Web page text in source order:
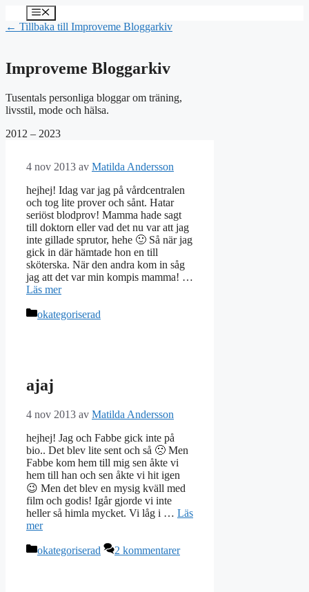
Hoppa
innehåll
Meny
← Tillbaka till Improveme Bloggarkiv
Improveme Bloggarkiv
Tusentals personliga bloggar om träning,
livsstil, mode och hälsa.
2012 – 2023
4 nov 2013 av Matilda Andersson
hejhej! Idag var jag på vårdcentralen
och tog lite prover och sånt. Hatar
seriöst blodprov! Mamma hade sagt
till doktorn eller vad det nu var att jag
inte gillade sprutor, hehe 🙂 Så när jag
gick in där hämtade hon en till
sköterska. När den andra kom in såg
jag att det var min kompis mamma! …
Läs mer
Kategorier
okategoriserad
ajaj
4 nov 2013 av Matilda Andersson
hejhej! Jag och Fabbe gick inte på
bio.. Det blev lite sent och så 🙁 Men
Fabbe kom hem till mig sen åkte vi
hem till han och sen åkte vi hit igen
😉 Men det blev en mysig kväll med
film och godis! Igår gjorde vi inte
heller så himla mycket. Vi låg i … Läs
mer
Kategorier
okategoriserad 2 kommentarer